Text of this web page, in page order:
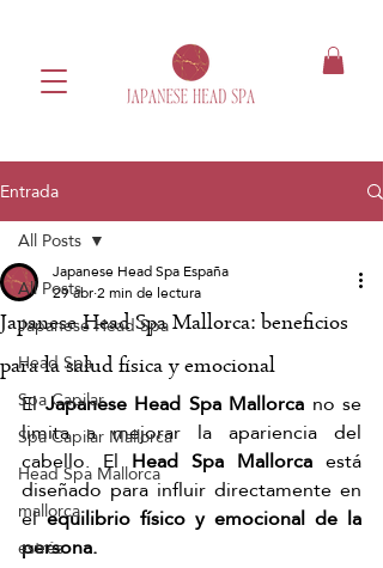
Entrada
All Posts
Japanese Head Spa
Head Spa
Spa Capilar
Spa Capilar Mallorca
Head Spa Mallorca
mallorca
estrés
All Posts
Japanese Head Spa Mallorca: beneficios
para la salud física y emocional
Japanese Head Spa España
29 abr2 min de lectura
El Japanese Head Spa Mallorca no se
limita a mejorar la apariencia del
cabello. El Head Spa Mallorca está
diseñado para influir directamente en
el equilibrio físico y emocional de la
persona.